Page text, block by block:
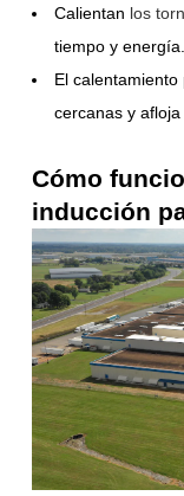
Calientan los
tiempo y energía.
El
cercanas y
Cómo
inducción